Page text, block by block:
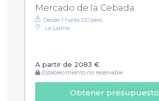
Mercado de la Cebada
Desde 1 hasta 120 pers.
La Latina
A partir de 2083 €
Establecimiento no reservable
Obtener presupuesto